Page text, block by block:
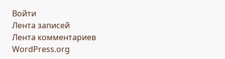
сомнение
мяч стирательная резинка
Войти
Лента записей
Лента комментариев
WordPress.org